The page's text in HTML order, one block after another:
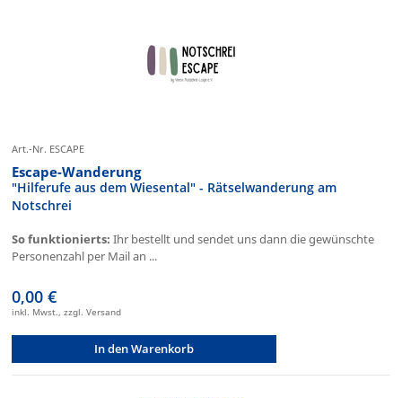
Art.-Nr. ESCAPE
Escape-Wanderung
"Hilferufe aus dem Wiesental" - Rätselwanderung am
Notschrei
So funktionierts: Ihr bestellt und sendet uns dann die gewünschte
Personenzahl per Mail an ...
0,00 €
inkl. Mwst., zzgl. Versand
In den Warenkorb